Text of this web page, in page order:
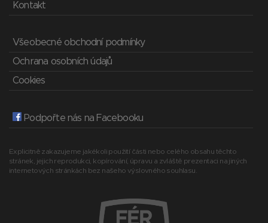
Kontakt
Všeobecné obchodní podmínky
Ochrana osobních údajů
Cookies
Podpořte nás na Facebooku
Explicitně zakazujeme jakékoli použití části nebo celého obsahu těchto
stránek, jejich reprodukci, kopírování, úpravu a zvláště prezentaci na jiných
internetových stránkách bez našeho výslovného souhlasu.